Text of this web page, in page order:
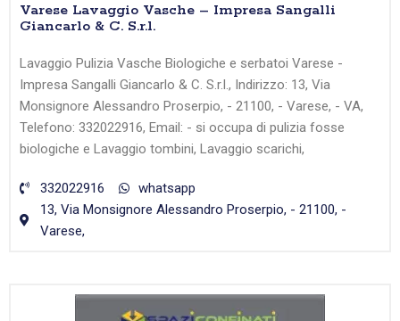
Varese Lavaggio Vasche – Impresa Sangalli
Giancarlo & C. S.r.l.
Lavaggio Pulizia Vasche Biologiche e serbatoi Varese -
Impresa Sangalli Giancarlo & C. S.r.l., Indirizzo: 13, Via
Monsignore Alessandro Proserpio, - 21100, - Varese, - VA,
Telefono: 332022916, Email: - si occupa di pulizia fosse
biologiche e Lavaggio tombini, Lavaggio scarichi,
332022916
whatsapp
13, Via Monsignore Alessandro Proserpio, - 21100, -
Varese,